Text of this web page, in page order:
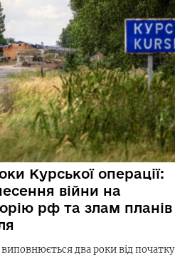
Курської операції:
війни на
рф та злам планів
виповнюється два роки від початку